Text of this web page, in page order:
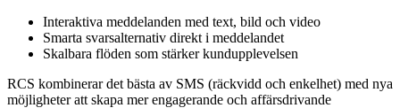
Interaktiva meddelanden med text, bild och video
Smarta svarsalternativ direkt i meddelandet
Skalbara flöden som stärker kundupplevelsen
RCS kombinerar det bästa av SMS (räckvidd och enkelhet) med nya
möjligheter att skapa mer engagerande och affärsdrivande